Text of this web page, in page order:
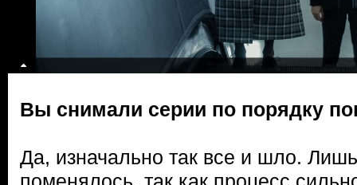
Вы снимали серии по порядку
Да, изначально так все и шло.